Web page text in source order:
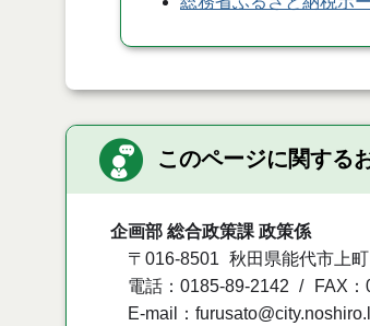
このページに関する
企画部 総合政策課 政策係
〒016-8501
秋田県能代市上
電話：0185-89-2142
FAX
E-mail：